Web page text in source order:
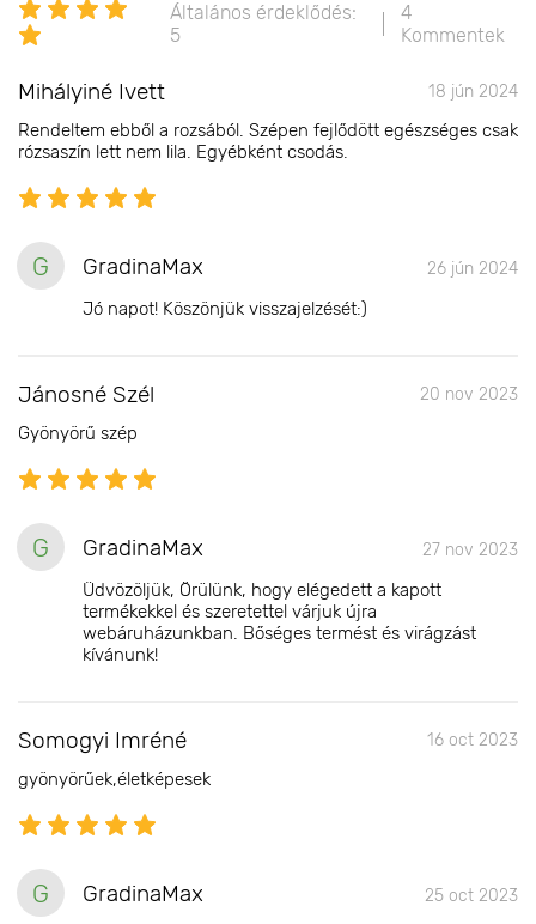
Általános érdeklődés:
5
4
Kommentek
Mihályiné Ivett 18 jún 2024
Rendeltem ebből a rozsából. Szépen fejlődött egészséges csak
rózsaszín lett nem lila. Egyébként csodás.
G GradinaMax 26 jún 2024
Jó napot! Köszönjük visszajelzését:)
Jánosné Szél 20 nov 2023
Gyönyörű szép
G GradinaMax 27 nov 2023
Üdvözöljük, Örülünk, hogy elégedett a kapott
termékekkel és szeretettel várjuk újra
webáruházunkban. Bőséges termést és virágzást
kívánunk!
Somogyi Imréné 16 oct 2023
gyönyörűek,életképesek
G GradinaMax 25 oct 2023